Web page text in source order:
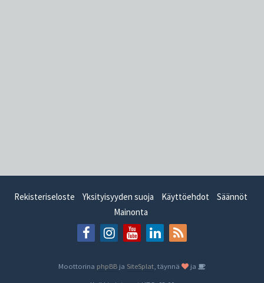
Rekisteriseloste Yksityisyyden suoja Käyttöehdot
Säännöt
Mainonta
Moottorina phpBB ja SiteSplat , täynnä
ja